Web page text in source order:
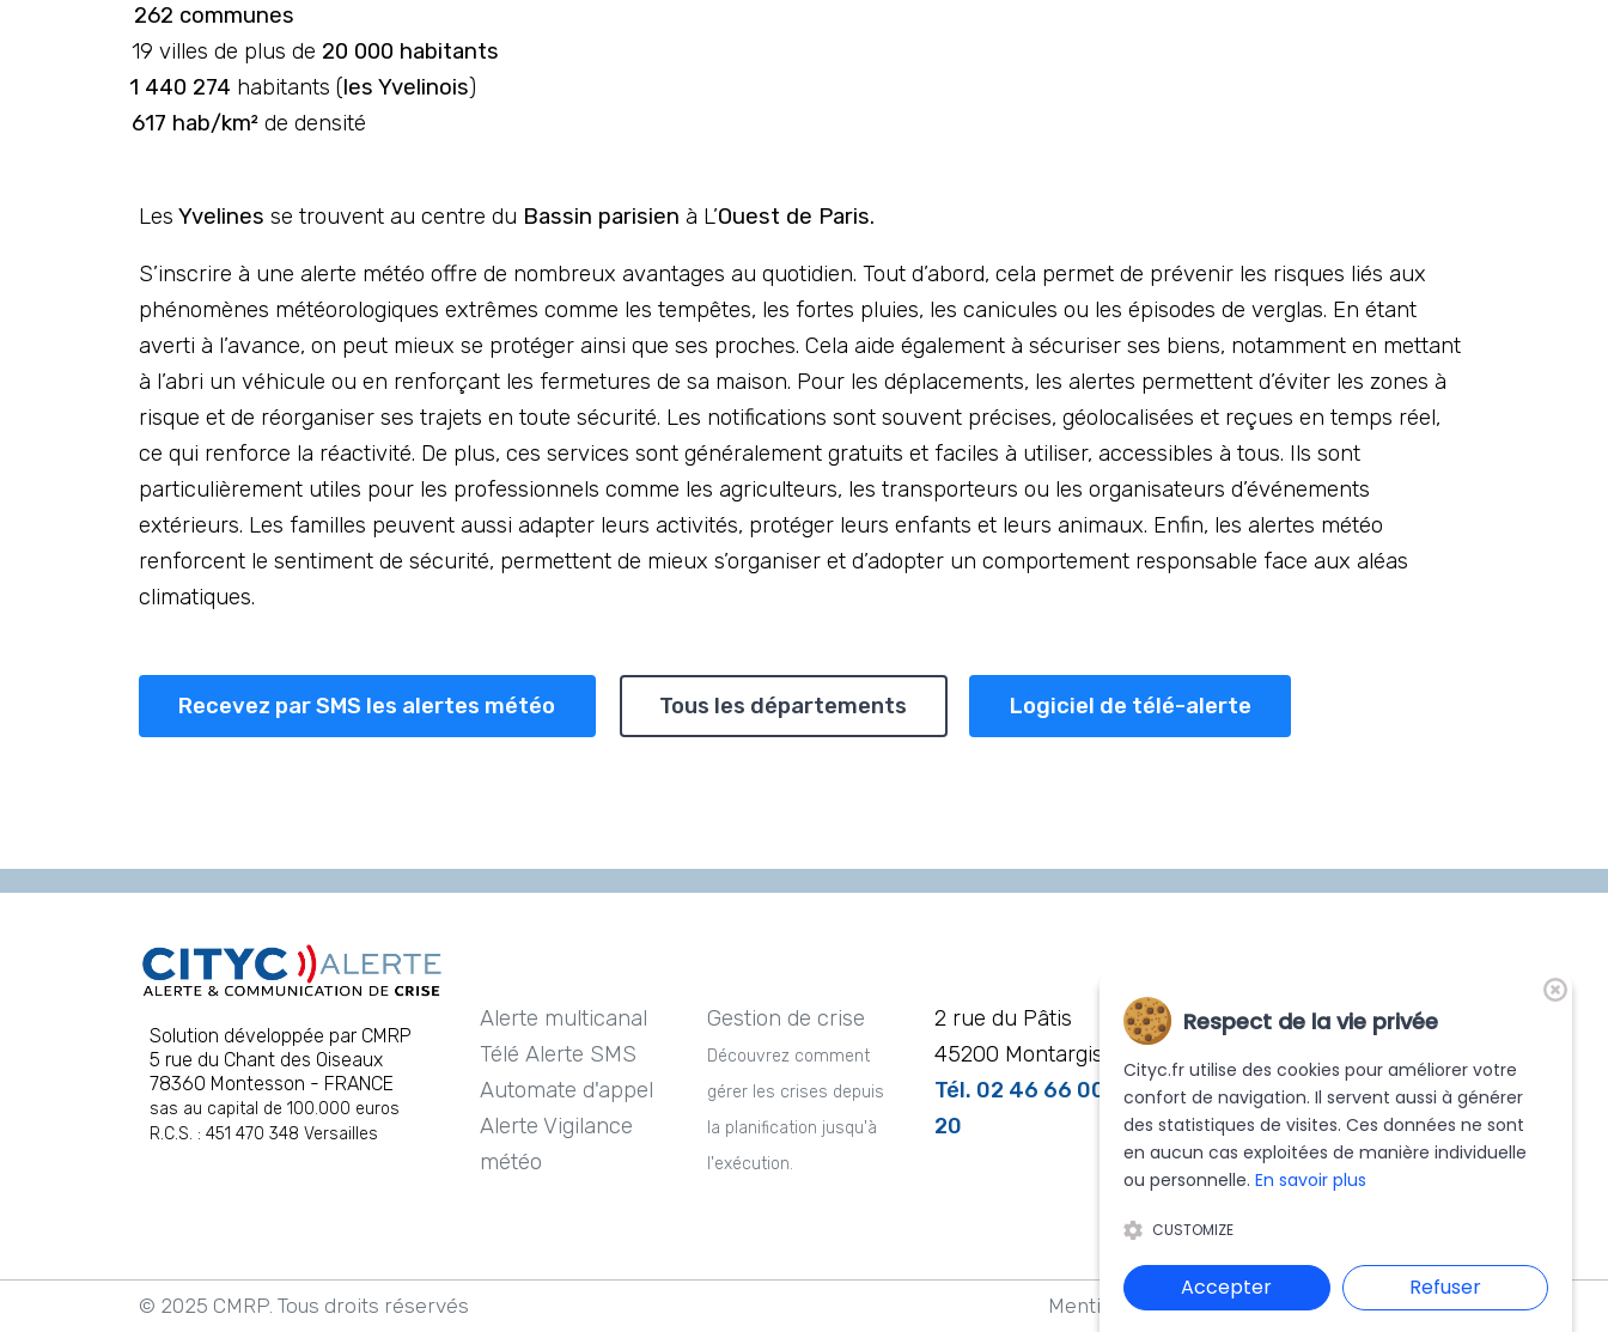
262 communes
19 villes de plus de 20 000 habitants
1 440 274 habitants (les Yvelinois)
617 hab/km²de densité
Les Yvelines se trouvent au centre du Bassin parisien à L’Ouest de Paris.
S’inscrire à une alerte météo offre de nombreux avantages au quotidien. Tout d’abord, cela permet de prévenir les risques liés aux
phénomènes météorologiques extrêmes comme les tempêtes, les fortes pluies, les canicules ou les épisodes de verglas. En étant
averti à l’avance, on peut mieux se protéger ainsi que ses proches. Cela aide également à sécuriser ses biens, notamment en mettant
à l’abri un véhicule ou en renforçant les fermetures de sa maison. Pour les déplacements, les alertes permettent d’éviter les zones à
risque et de réorganiser ses trajets en toute sécurité. Les notifications sont souvent précises, géolocalisées et reçues en temps réel,
ce qui renforce la réactivité. De plus, ces services sont généralement gratuits et faciles à utiliser, accessibles à tous. Ils sont
particulièrement utiles pour les professionnels comme les agriculteurs, les transporteurs ou les organisateurs d’événements
extérieurs. Les familles peuvent aussi adapter leurs activités, protéger leurs enfants et leurs animaux. Enfin, les alertes météo
renforcent le sentiment de sécurité, permettent de mieux s’organiser et d’adopter un comportement responsable face aux aléas
climatiques.
Recevez par SMS les alertes météo Tous les départements Logiciel de télé-alerte
Solution développée par CMRP
5 rue du Chant des Oiseaux
78360 Montesson - FRANCE
sas au capital de 100.000 euros
R.C.S. : 451 470 348 Versailles
Alerte multicanal
Télé Alerte SMS
Automate d'appel
Alerte Vigilance
météo
Gestion de crise
Découvrez comment
gérer les crises depuis
la planification jusqu'à
l'exécution.
2 rue du Pâtis
45200 Montargis
Tél. 02 46 66 00
20
Nos distributeurs
partenaires
© 2025 CMRP. Tous droits réservés Mentions légales|Politique de confidentialité
Respect de la vie privée
Cityc.fr utilise des cookies pour améliorer votre
confort de navigation. Il servent aussi à générer
des statistiques de visites. Ces données ne sont
en aucun cas exploitées de manière individuelle
ou personnelle. En savoir plus
CUSTOMIZE
Accepter Refuser